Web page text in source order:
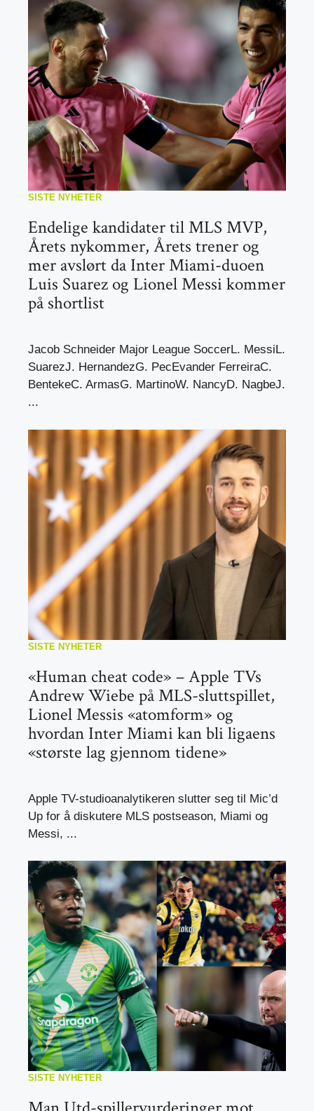
SISTE NYHETER
Endelige kandidater til MLS MVP,
Årets nykommer, Årets trener og
mer avslørt da Inter Miami-duoen
Luis Suarez og Lionel Messi kommer
på shortlist
Jacob Schneider Major League SoccerL. MessiL.
SuarezJ. HernandezG. PecEvander FerreiraC.
BentekeC. ArmasG. MartinoW. NancyD. NagbeJ.
...
SISTE NYHETER
«Human cheat code» – Apple TVs
Andrew Wiebe på MLS-sluttspillet,
Lionel Messis «atomform» og
hvordan Inter Miami kan bli ligaens
«største lag gjennom tidene»
Apple TV-studioanalytikeren slutter seg til Mic’d
Up for å diskutere MLS postseason, Miami og
Messi, ...
SISTE NYHETER